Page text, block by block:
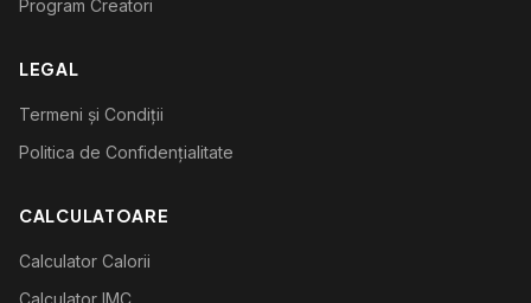
Program Creatori
LEGAL
Termeni și Condiții
Politica de Confidențialitate
CALCULATOARE
Calculator Calorii
Calculator IMC